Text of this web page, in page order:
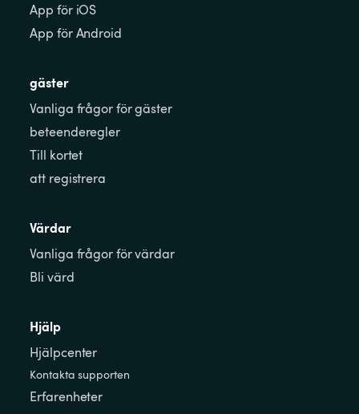
App för iOS
App för Android
gäster
Vanliga frågor för gäster
beteenderegler
Till kortet
att registrera
Värdar
Vanliga frågor för värdar
Bli värd
Hjälp
Hjälpcenter
Kontakta supporten
Erfarenheter